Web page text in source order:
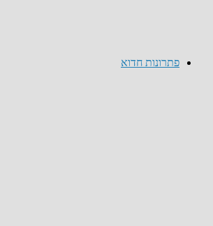
פתרונות חדוא